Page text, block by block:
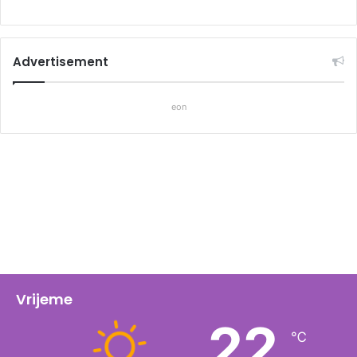
Advertisement
eon
Vrijeme
℃